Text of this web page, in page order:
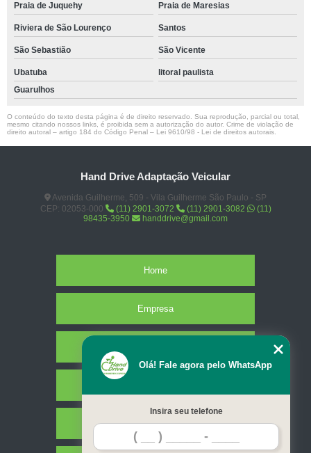
Praia de Juquehy Praia de Maresias
Riviera de São Lourenço Santos
São Sebastião São Vicente
Ubatuba
litoral paulista
Guarulhos
O conteúdo do texto desta página é de direito reservado. Sua reprodução, parcial ou total,
mesmo citando nossos links, é proibida sem a autorização do autor. Crime de violação de
direito autoral – artigo 184 do Código Penal – Lei 9610/98 - Lei de direitos autorais
Hand Drive Adaptação Veicular
Avenida Guilherme, 509 - Vila Guilherme São Paulo - SP
CEP: 02053-000
(11) 2901-3072 (11) 2901-3082
(11)
98435-3950
handdrive@gmail.com
Home
Empresa
Contato
Olá! Fale agora pelo WhatsApp
Insira seu telefone